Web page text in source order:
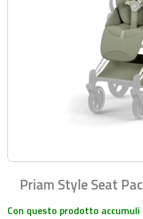
Priam Style Seat
Con questo prodotto